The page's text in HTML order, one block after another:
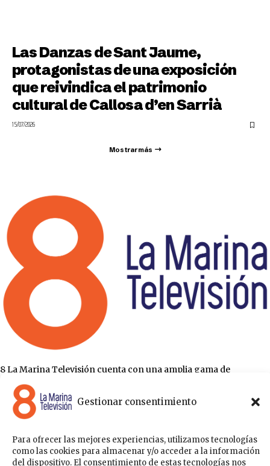
Gestionar consentimiento
Para ofrecer las mejores experiencias, utilizamos tecnologías
como las cookies para almacenar y/o acceder a la información
del dispositivo. El consentimiento de estas tecnologías nos
Las Danzas de Sant Jaume,
protagonistas de una exposición
que reivindica el patrimonio
cultural de Callosa d’en Sarrià
15/07/2026
Mostrar más
8 La Marina Televisión cuenta con una amplia gama de
programas para satisfacer las necesidades y gustos de cualquier
persona, entre los que se encuentran programas de ámbito
político , de noticias, deportes, fiestas y eventos… para estar a la
Sobre nosotros
Acceder